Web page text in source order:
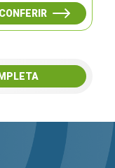
CONFERIR